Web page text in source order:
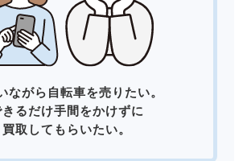
ながら自転車を売りたい。
きるだけ手間をかけずに
買取してもらいたい。